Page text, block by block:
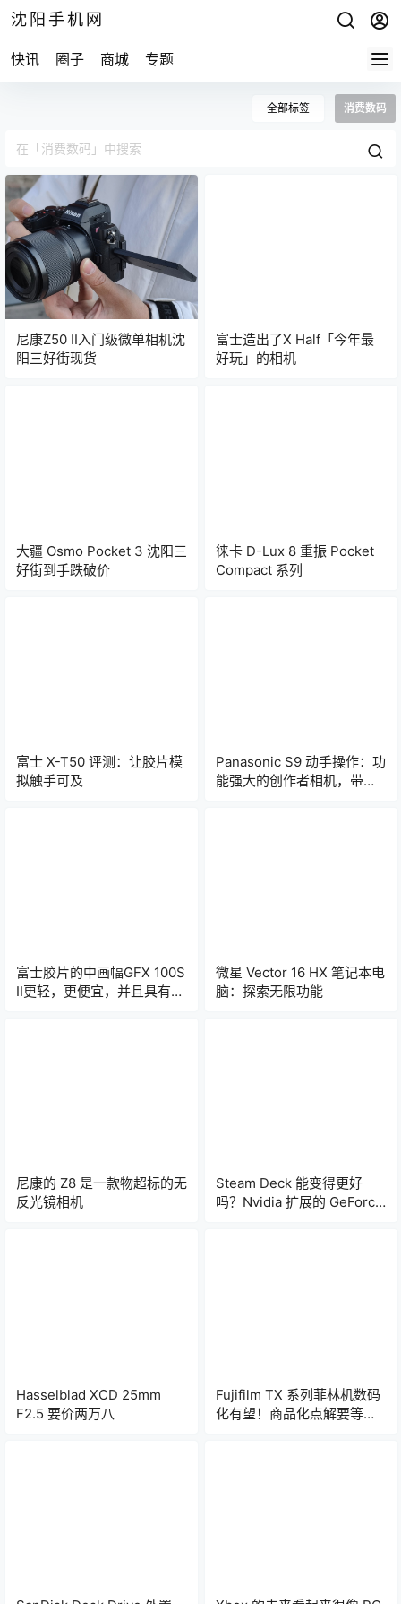
沈阳手机网
快讯 圈子 商城 专题
全部标签 消费数码
尼康Z50 II入门级微单相机沈
阳三好街现货
富士造出了X Half「今年最
好玩」的相机
大疆 Osmo Pocket 3 沈阳三
好街到手跌破价
徕卡 D-Lux 8 重振 Pocket
Compact 系列
富士 X-T50 评测：让胶片模
拟触手可及
Panasonic S9 动手操作：功
能强大的创作者相机，带有
富士胶片的中画幅GFX 100S
II更轻，更便宜，并且具有AI
微星 Vector 16 HX 笔记本电
脑：探索无限功能
尼康的 Z8 是一款物超标的无
反光镜相机
Steam Deck 能变得更好
吗？Nvidia 扩展的 GeForce
Hasselblad XCD 25mm
F2.5 要价两万八
Fujifilm TX 系列菲林机数码
化有望！商品化点解要等多